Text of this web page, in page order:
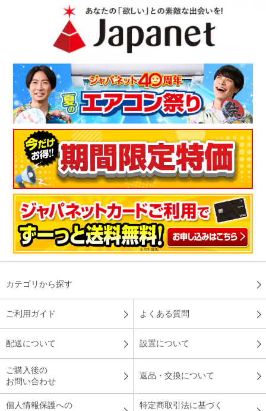
カテゴリから探す
ご利用ガイド よくある質問
配送について 設置について
ご購入後の
お問い合わせ
返品・交換について
個人情報保護への
特定商取引法に基づく